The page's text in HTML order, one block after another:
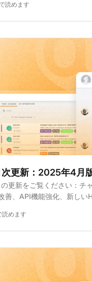
読めます
更新：2025年4月
更新をご覧ください：チャ
善、API機能強化、新しい
読めます